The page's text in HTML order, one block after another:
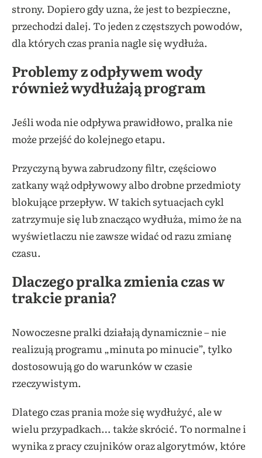
strony. Dopiero gdy uzna, że jest to bezpieczne,
przechodzi dalej. To jeden z częstszych powodów,
dla których czas prania nagle się wydłuża.
Problemy z odpływem wody
również wydłużają program
Jeśli woda nie odpływa prawidłowo, pralka nie
może przejść do kolejnego etapu.
Przyczyną bywa zabrudzony filtr, częściowo
zatkany wąż odpływowy albo drobne przedmioty
blokujące przepływ. W takich sytuacjach cykl
zatrzymuje się lub znacząco wydłuża, mimo że na
wyświetlaczu nie zawsze widać od razu zmianę
czasu.
Dlaczego pralka zmienia czas w
trakcie prania?
Nowoczesne pralki działają dynamicznie – nie
realizują programu „minuta po minucie”, tylko
dostosowują go do warunków w czasie
rzeczywistym.
Dlatego czas prania może się wydłużyć, ale w
wielu przypadkach… także skrócić. To normalne i
wynika z pracy czujników oraz algorytmów, które